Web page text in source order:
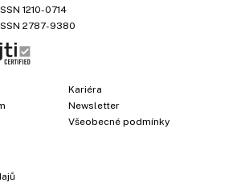
1210-0714
2787-9380
Kariéra
Newsletter
Všeobecné podmínky